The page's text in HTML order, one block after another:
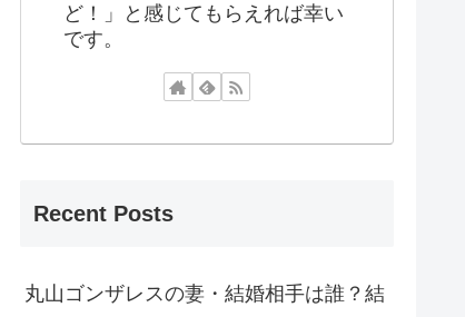
ど！」と感じてもらえれば幸い
です。
Recent Posts
丸山ゴンザレスの妻・結婚相手は誰？結